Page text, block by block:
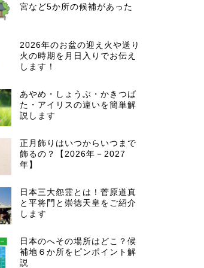
宮など5か所の候補があった
2026年のお盆の迎え火や送り
火の時期を月日入りでお伝え
します！
あやめ・しょうぶ・かきつば
た・アイリスの違いを簡単解
説します
正月飾りはいつからいつまで
飾るの？【2026年－2027
年】
日本三大怨霊とは！菅原道真
と平将門と崇徳天皇をご紹介
します
日本のへその場所はどこ？候
補地６か所をピンポイント解
説